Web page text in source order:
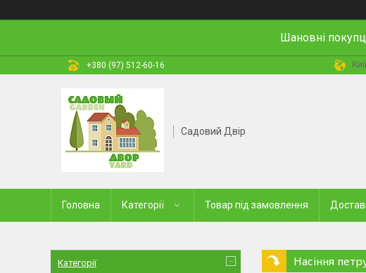
Шановні
+380 (97) 512-60-16
Садовий Двір
Головна Категорії Товар під замовлення
Насіння
Категорії